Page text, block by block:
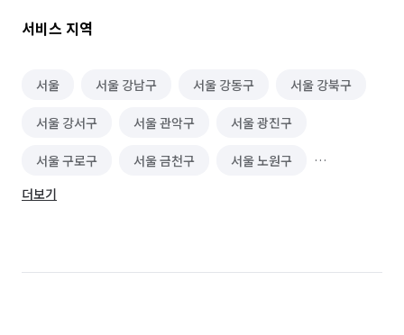
서비스 지역
서울 서울 강남구 서울 강동구 서울 강북구
서울 강서구 서울 관악구 서울 광진구
서울 구로구 서울 금천구 서울 노원구
서울 도봉구
서울 성동구 서울 성북구 서울 송파구
더보기